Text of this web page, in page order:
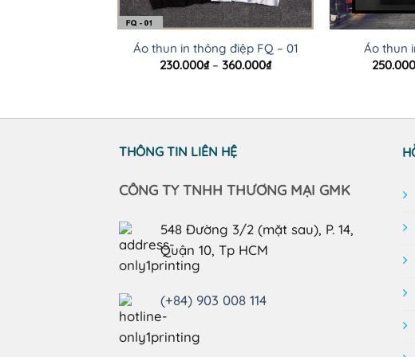
Áo thun in thông điệp FQ – 01
230.000₫ – 360.000₫Khoảng
360.000₫
Áo thun
THÔNG TIN LIÊN HỆ
CÔNG TY TNHH THƯƠNG MẠI GMK
548 Đường 3/2 (mặt sau), P. 14,
Quận 10, Tp HCM
(+84) 903 008 114